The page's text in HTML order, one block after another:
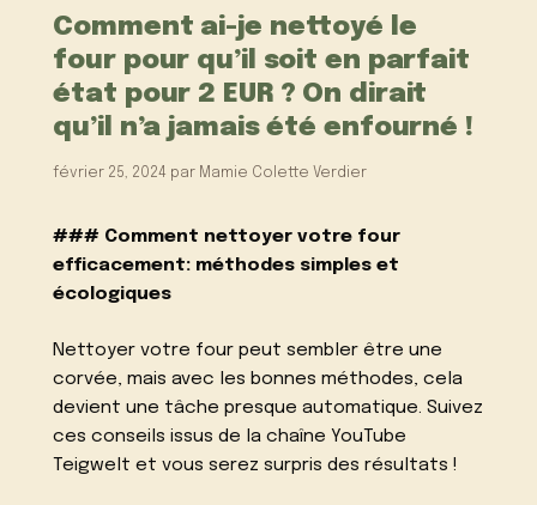
Comment ai-je nettoyé le
four pour qu’il soit en parfait
état pour 2 EUR ? On dirait
qu’il n’a jamais été enfourné !
février 25, 2024 par Mamie Colette Verdier
### Comment nettoyer votre four
efficacement: méthodes simples et
écologiques
Nettoyer votre four peut sembler être une
corvée, mais avec les bonnes méthodes, cela
devient une tâche presque automatique. Suivez
ces conseils issus de la chaîne YouTube
Teigwelt et vous serez surpris des résultats !